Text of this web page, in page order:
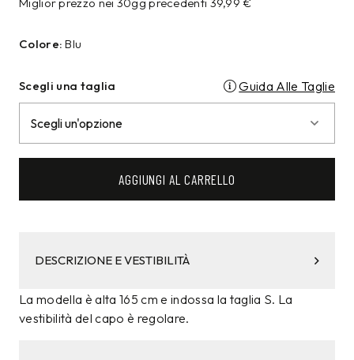
Colore: Blu
Scegli una taglia Guida Alle Taglie
AGGIUNGI AL CARRELLO
DESCRIZIONE E VESTIBILITÀ
La modella è alta 165 cm e indossa la taglia S. La
vestibilità del capo è regolare.